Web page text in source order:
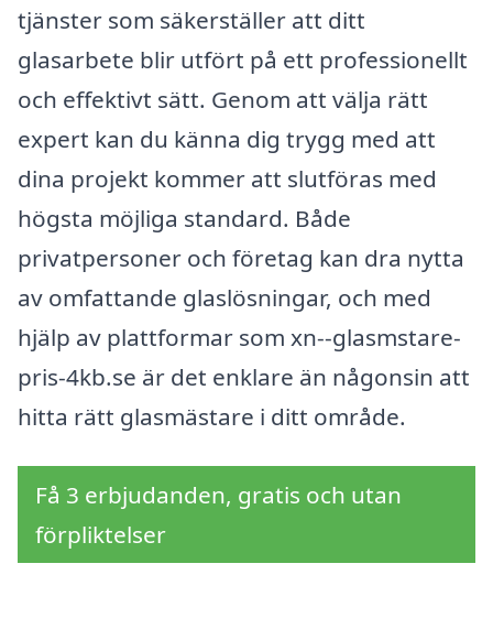
tjänster som säkerställer att ditt
glasarbete blir utfört på ett professionellt
och effektivt sätt. Genom att välja rätt
expert kan du känna dig trygg med att
dina projekt kommer att slutföras med
högsta möjliga standard. Både
privatpersoner och företag kan dra nytta
av omfattande glaslösningar, och med
hjälp av plattformar som xn--glasmstare-
pris-4kb.se är det enklare än någonsin att
hitta rätt glasmästare i ditt område.
Få 3 erbjudanden, gratis och utan
förpliktelser